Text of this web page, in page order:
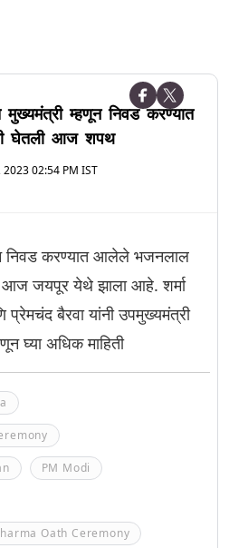
म्हणून निवड करण्यात
घेतली आज शपथ
2023 02:54 PM IST
निवड करण्यात आलेले भजनलाल
आज जयपूर येथे झाला आहे. शर्मा
प्रेमचंद बैरवा यांनी उपमुख्यमंत्री
घ्या अधिक माहिती
PM Modi
Oath Ceremony